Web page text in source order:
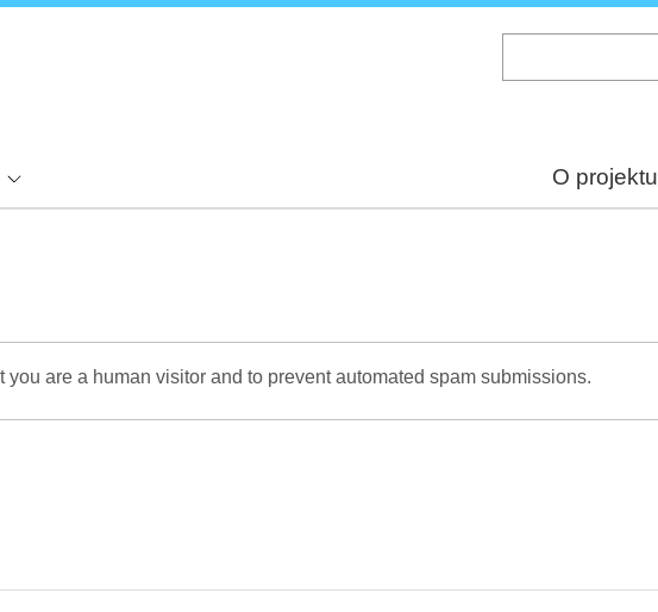
O projektu
are a human visitor and to prevent automated spam submissions.